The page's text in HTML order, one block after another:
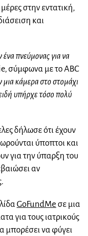
στην εντατική,
και
ένα πνεύμονας για να
σύμφωνα με το ABC
κάμερα στο στομάχι
υπήρχε τόσο πολύ
δήλωσε ότι έχουν
ύποπτοι και
για την ύπαρξη του
αν
GoFundMe σε μια
για τους ιατρικούς
μπορέσει να φύγει